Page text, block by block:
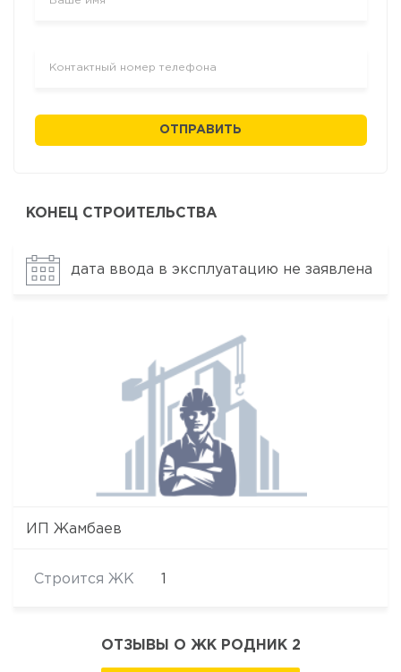
ОТПРАВИТЬ
КОНЕЦ СТРОИТЕЛЬСТВА
дата ввода в эксплуатацию не заявлена
ИП Жамбаев
Строится ЖК 1
ОТЗЫВЫ О ЖК РОДНИК 2